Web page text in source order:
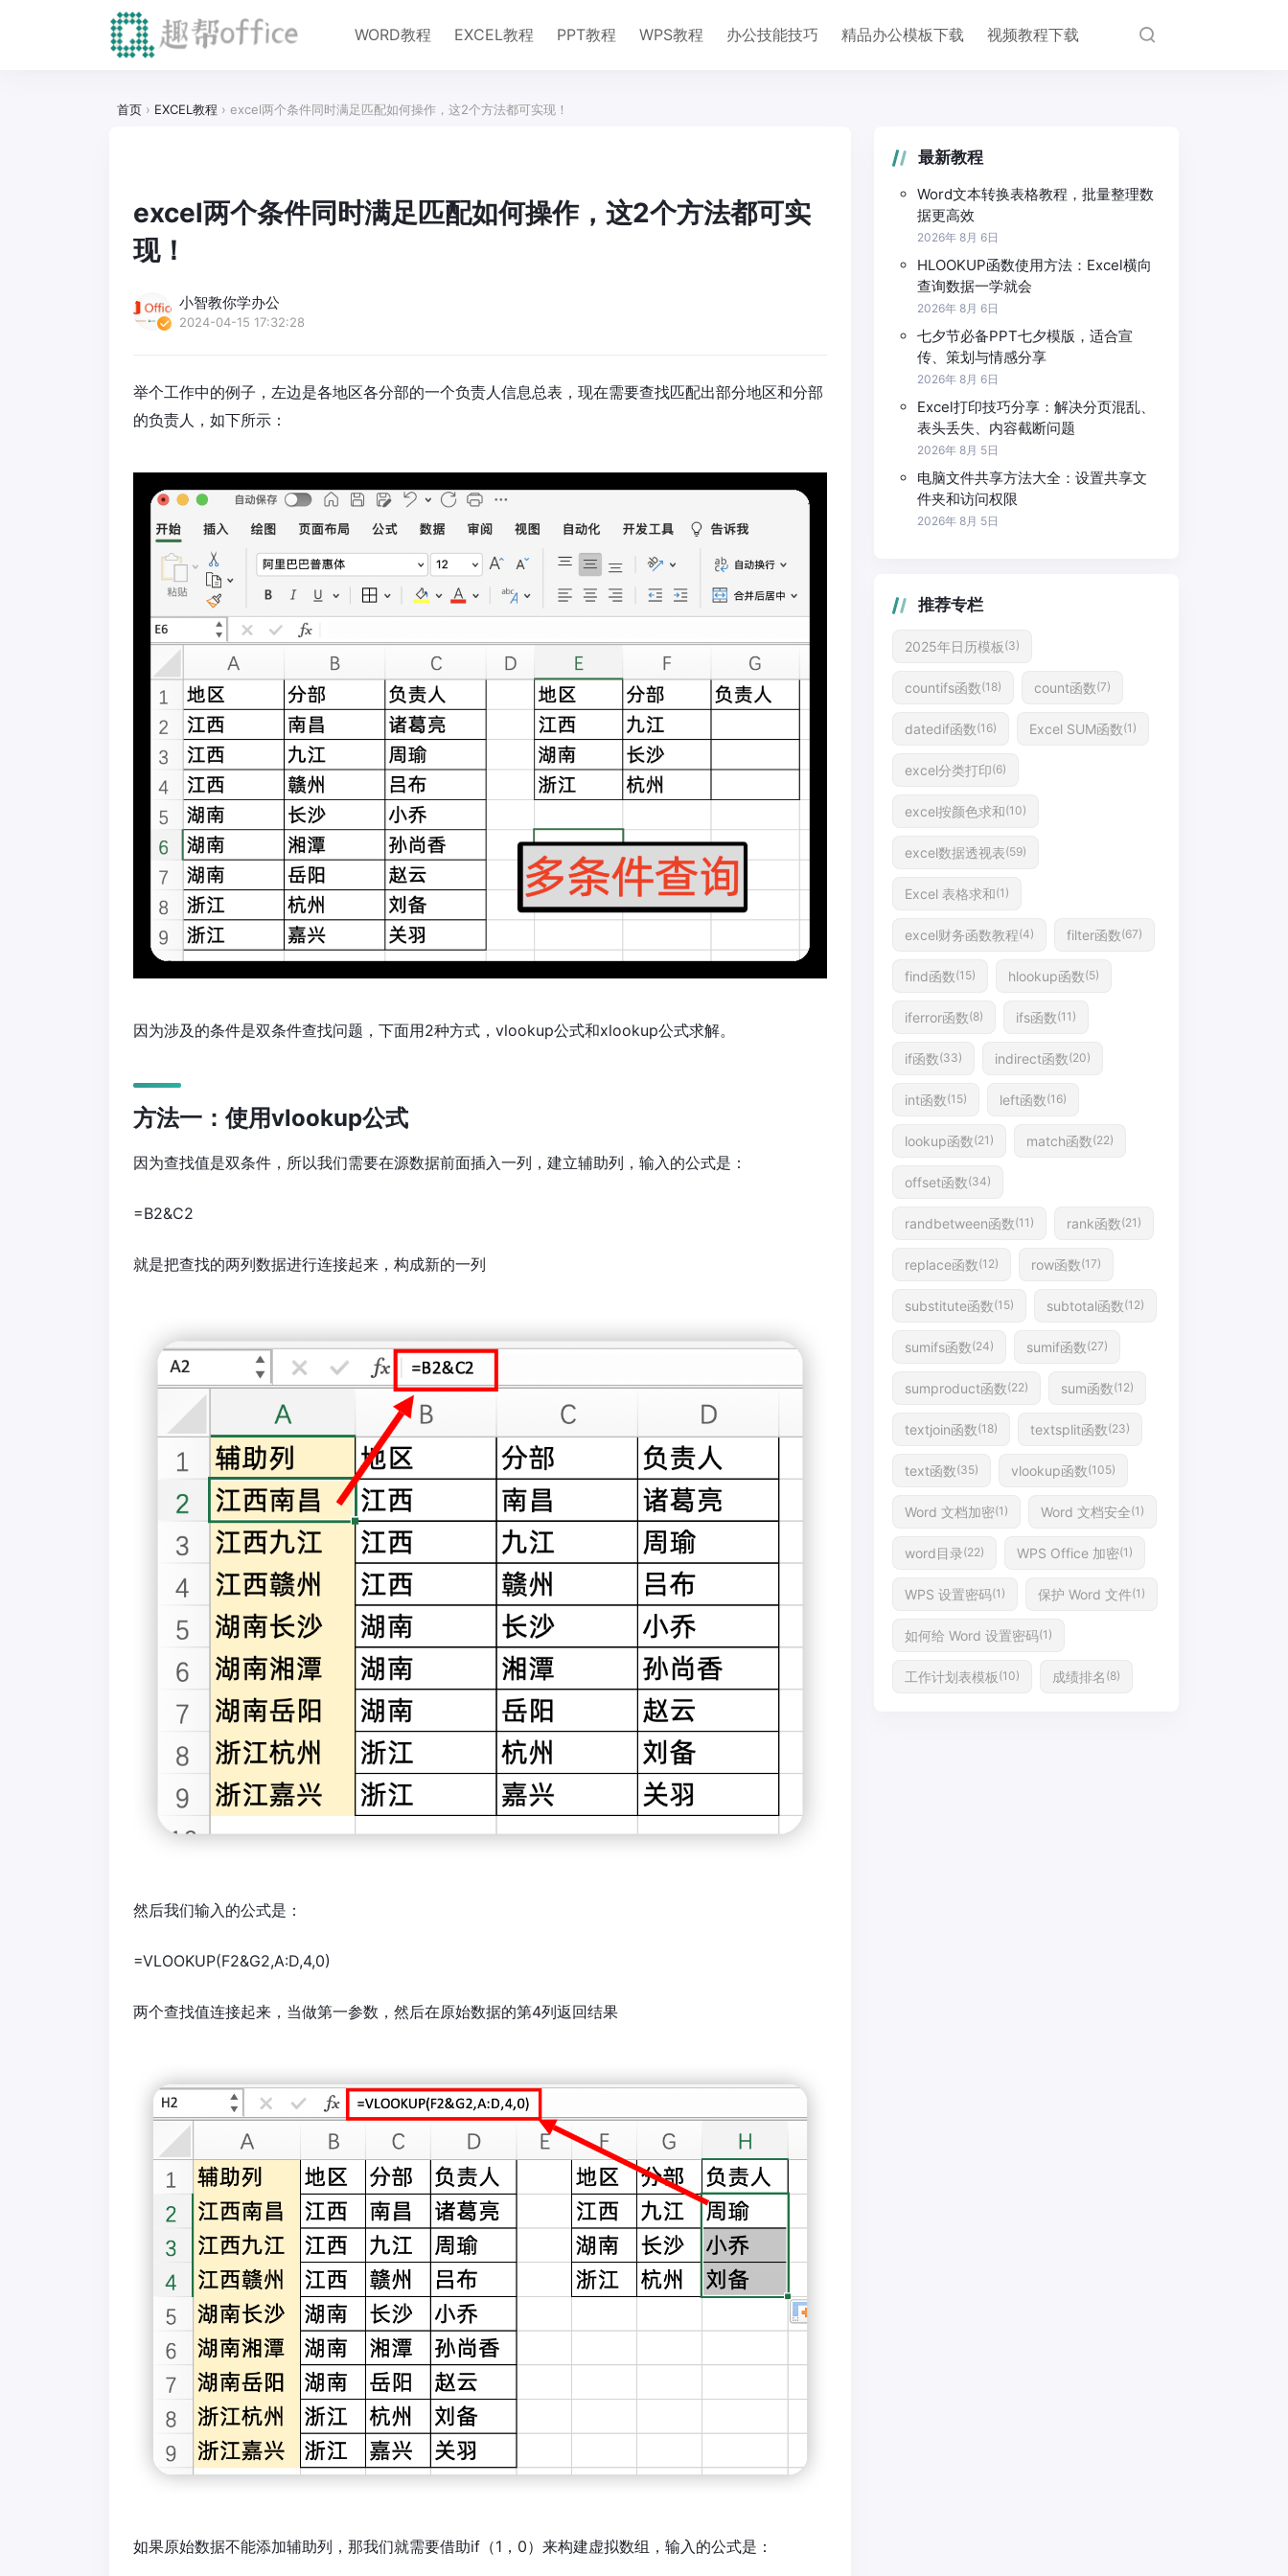
WORD教程 EXCEL教程 PPT教程 WPS教程 办公技能技巧 精品办公模板下载 视频教程下载
首页 › EXCEL教程 › excel两个条件同时满足匹配如何操作，这2个方法都可实现！
excel两个条件同时满足匹配如何操作，这2个方法都可实
现！
小智教你学办公
2024-04-15 17:32:28
举个工作中的例子，左边是各地区各分部的一个负责人信息总表，现在需要查找匹配出部分地区和分部
的负责人，如下所示：
因为涉及的条件是双条件查找问题，下面用2种方式，vlookup公式和xlookup公式求解。
方法一：使用vlookup公式
因为查找值是双条件，所以我们需要在源数据前面插入一列，建立辅助列，输入的公式是：
=B2&C2
就是把查找的两列数据进行连接起来，构成新的一列
然后我们输入的公式是：
=VLOOKUP(F2&G2,A:D,4,0)
两个查找值连接起来，当做第一参数，然后在原始数据的第4列返回结果
如果原始数据不能添加辅助列，那我们就需要借助if（1，0）来构建虚拟数组，输入的公式是：
最新教程
Word文本转换表格教程，批量整理数
据更高效
2026年 8月 6日
HLOOKUP函数使用方法：Excel横向
查询数据一学就会
2026年 8月 6日
七夕节必备PPT七夕模版，适合宣
传、策划与情感分享
2026年 8月 6日
Excel打印技巧分享：解决分页混乱、
表头丢失、内容截断问题
2026年 8月 5日
电脑文件共享方法大全：设置共享文
件夹和访问权限
2026年 8月 5日
推荐专栏
2025年日历模板 (3)
countifs函数(18) count函数(7)
datedif函数(16) Excel SUM函数(1)
excel分类打印(6)
excel按颜色求和(10)
excel数据透视表(59)
Excel 表格求和(1)
excel财务函数教程(4) filter函数(67)
find函数(15) hlookup函数(5)
iferror函数(8) ifs函数(11)
if函数(33) indirect函数(20)
int函数(15) left函数(16)
lookup函数(21) match函数(22)
offset函数(34)
randbetween函数(11) rank函数(21)
replace函数(12) row函数(17)
substitute函数(15) subtotal函数(12)
sumifs函数(24) sumif函数(27)
sumproduct函数(22) sum函数(12)
textjoin函数(18) textsplit函数(23)
text函数(35) vlookup函数(105)
Word 文档加密(1) Word 文档安全(1)
word目录(22) WPS Office 加密(1)
WPS 设置密码(1) 保护 Word 文件(1)
如何给 Word 设置密码(1)
工作计划表模板 (10) 成绩排名 (8)